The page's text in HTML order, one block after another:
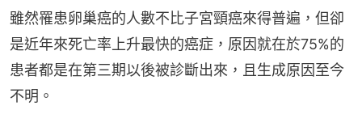
雖然罹患卵巢癌的人數不比子宮頸癌來得普遍，但卻
是近年來死亡率上升最快的癌症，原因就在於75%的
患者都是在第三期以後被診斷出來，且生成原因至今
不明。